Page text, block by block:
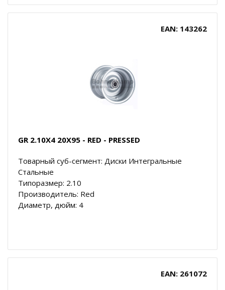
EAN: 143262
GR 2.10X4 20X95 - RED - PRESSED
Товарный суб-сегмент: Диски Интегральные
Стальные
Типоразмер: 2.10
Производитель: Red
Диаметр, дюйм: 4
EAN: 261072